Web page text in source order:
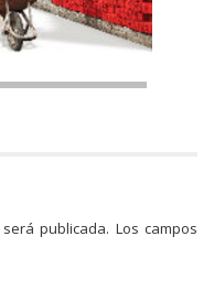
publicada. Los campos